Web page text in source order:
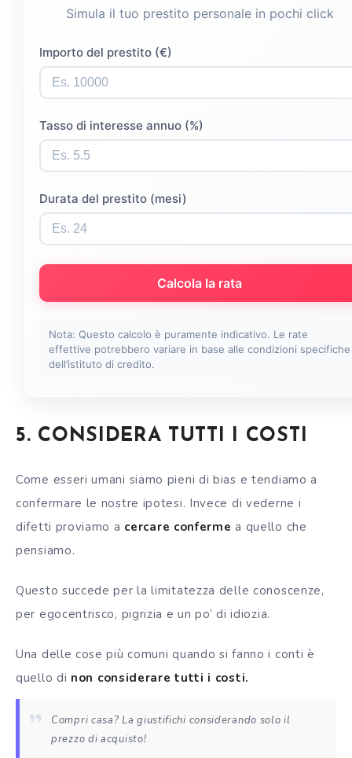
Simula il tuo prestito personale in pochi click
Importo del prestito (€)
Tasso di interesse annuo (%)
Durata del prestito (mesi)
Calcola la rata
Nota: Questo calcolo è puramente indicativo. Le rate
effettive potrebbero variare in base alle condizioni specifiche
dell’istituto di credito.
5. CONSIDERA TUTTI I COSTI
Come esseri umani siamo pieni di bias e tendiamo a
confermare le nostre ipotesi. Invece di vederne i
difetti proviamo a cercare conferme a quello che
pensiamo.
Questo succede per la limitatezza delle conoscenze,
per egocentrisco, pigrizia e un po’ di idiozia.
Una delle cose più comuni quando si fanno i conti è
quello di non considerare tutti i costi.
Compri casa? La giustifichi considerando solo il
prezzo di acquisto!